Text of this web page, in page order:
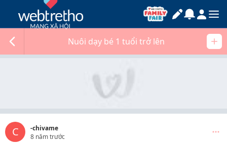
Nuôi dạy bé 1 tuổi trở lên
C
-chivame
8 năm trước